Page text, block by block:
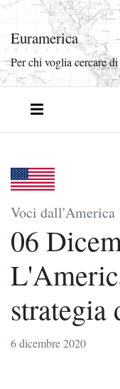
Euramerica
Per chi voglia cercare
Voci dall'America
06
strategia
6 dicembre 2020